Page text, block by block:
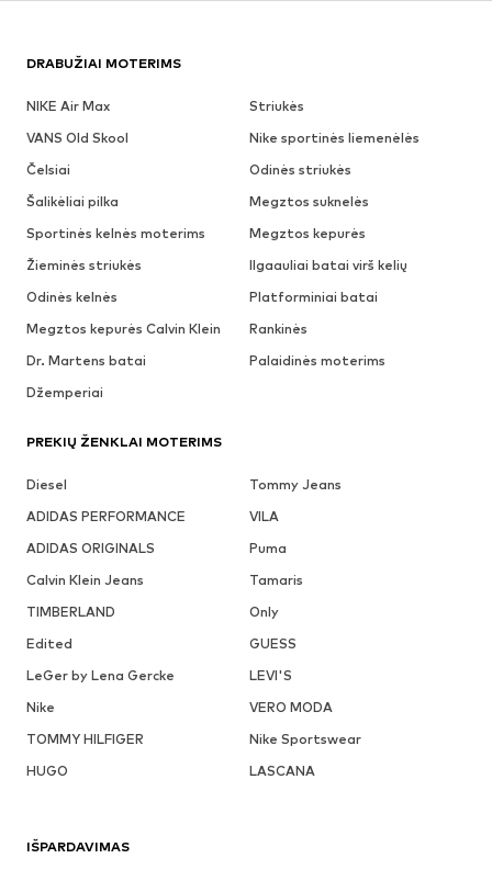
DRABUŽIAI MOTERIMS
NIKE Air Max
Striukės
VANS Old Skool
Nike sportinės liemenėlės
Čelsiai
Odinės striukės
Šalikėliai pilka
Megztos suknelės
Sportinės kelnės moterims
Megztos kepurės
Žieminės striukės
Ilgaauliai batai virš kelių
Odinės kelnės
Platforminiai batai
Megztos kepurės Calvin Klein
Rankinės
Dr. Martens batai
Palaidinės moterims
Džemperiai
PREKIŲ ŽENKLAI MOTERIMS
Diesel
Tommy Jeans
ADIDAS PERFORMANCE
VILA
ADIDAS ORIGINALS
Puma
Calvin Klein Jeans
Tamaris
TIMBERLAND
Only
Edited
GUESS
LeGer by Lena Gercke
LEVI'S
Nike
VERO MODA
TOMMY HILFIGER
Nike Sportswear
HUGO
LASCANA
IŠPARDAVIMAS